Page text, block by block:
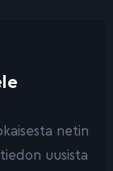
netin
uusista